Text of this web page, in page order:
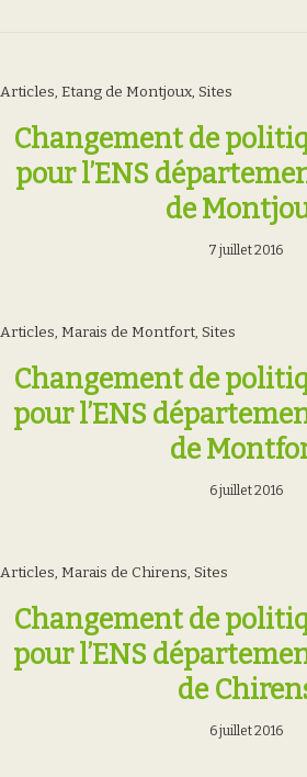
Articles, Etang de Montjoux, Sites
Changement de
pour l’ENS
de
7 juillet 2016
Articles, Marais de Montfort, Sites
Changement de
pour l’ENS
de
6 juillet 2016
Articles, Marais de Chirens, Sites
Changement de
pour l’ENS
de
6 juillet 2016